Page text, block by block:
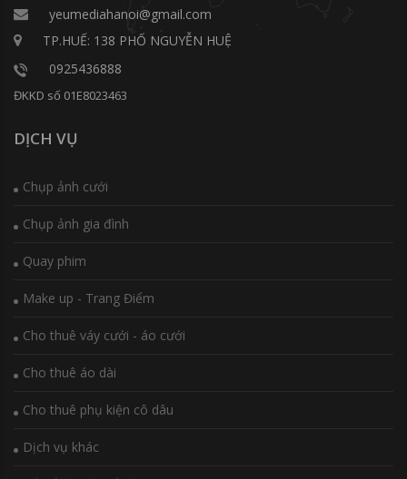
yeumediahanoi@gmail.com
TP.HUẾ: 138 PHỐ NGUYỄN HUỆ
0925436888
ĐKKD số 01E8023463
DỊCH VỤ
Chụp ảnh cưới
Chụp ảnh gia đình
Quay phim
Make up - Trang Điểm
Cho thuê váy cưới - áo cưới
Cho thuê áo dài
Cho thuê phụ kiện cô dâu
Dịch vụ khác